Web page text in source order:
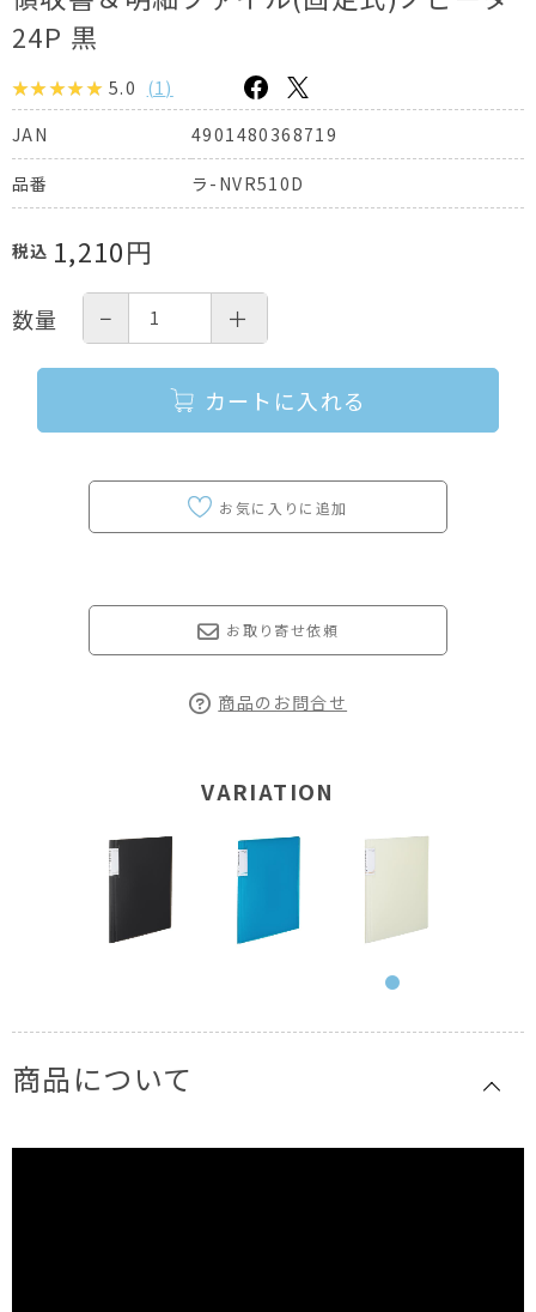
24P 黒
5.0 (1 )
JAN
4901480368719
品番 ラ-NVR510D
税込 1,210円
数量 − ＋
カートに入れる
お取り寄せ依頼
商品のお問合せ
VARIATION
商品について